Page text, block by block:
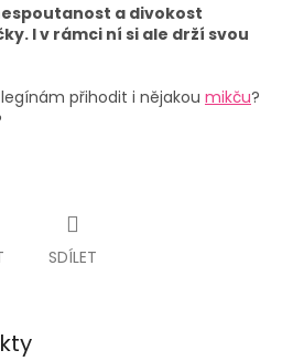
a divokost
I v rámci ní si ale drží svou
přihodit i nějakou mikču?
SDÍLET